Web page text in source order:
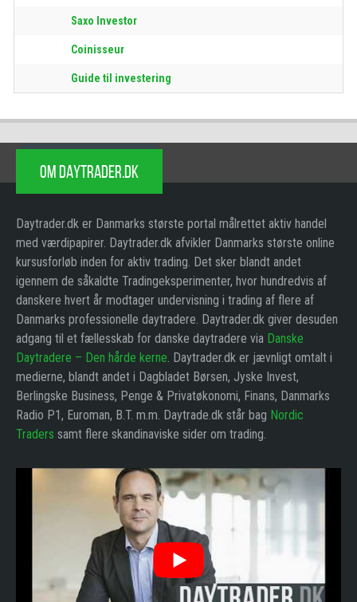
Saxo Investor
Coinisseur
Guide til investering
OM DAYTRADER.DK
Daytrader.dk er Danmarks største portal målrettet aktiv handel
med værdipapirer. Daytrader.dk afvikler Danmarks største online
kursusforløb inden for aktiv trading. Det sker blandt andet
igennem de såkaldte Tradingeksperimenter, hvor hundredvis af
danskere hvert år modtager undervisning i trading af flere af
Danmarks professionelle daytradere. Daytrader.dk giver desuden
adgang til et fællesskab for danske daytradere via Danske
Daytradere – Den hårde kerne. Daytrader.dk er jævnligt omtalt i
medierne, blandt andet i Dagbladet Børsen, Jyske Invest,
Berlingske Business, Penge & Privatøkonomi, Finans, Danmarks
Radio P1, Euroman, B.T. m.m. Daytrade.dk står bag Nordic
Traders samt flere skandinaviske sider om trading.